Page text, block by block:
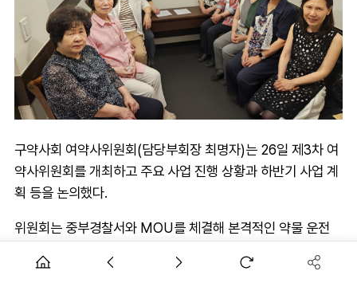
구약사회 여약사위원회(담당부회장 최명자)는 26일 제3차 여
약사위원회를 개최하고 주요 사업 진행 상황과 하반기 사업 계
획 등을 논의했다.
위원회는 중부경찰서와 MOU를 체결해 본격적인 약물 운전
품 전달 사업 등을 계속해 실시하기로 했다.